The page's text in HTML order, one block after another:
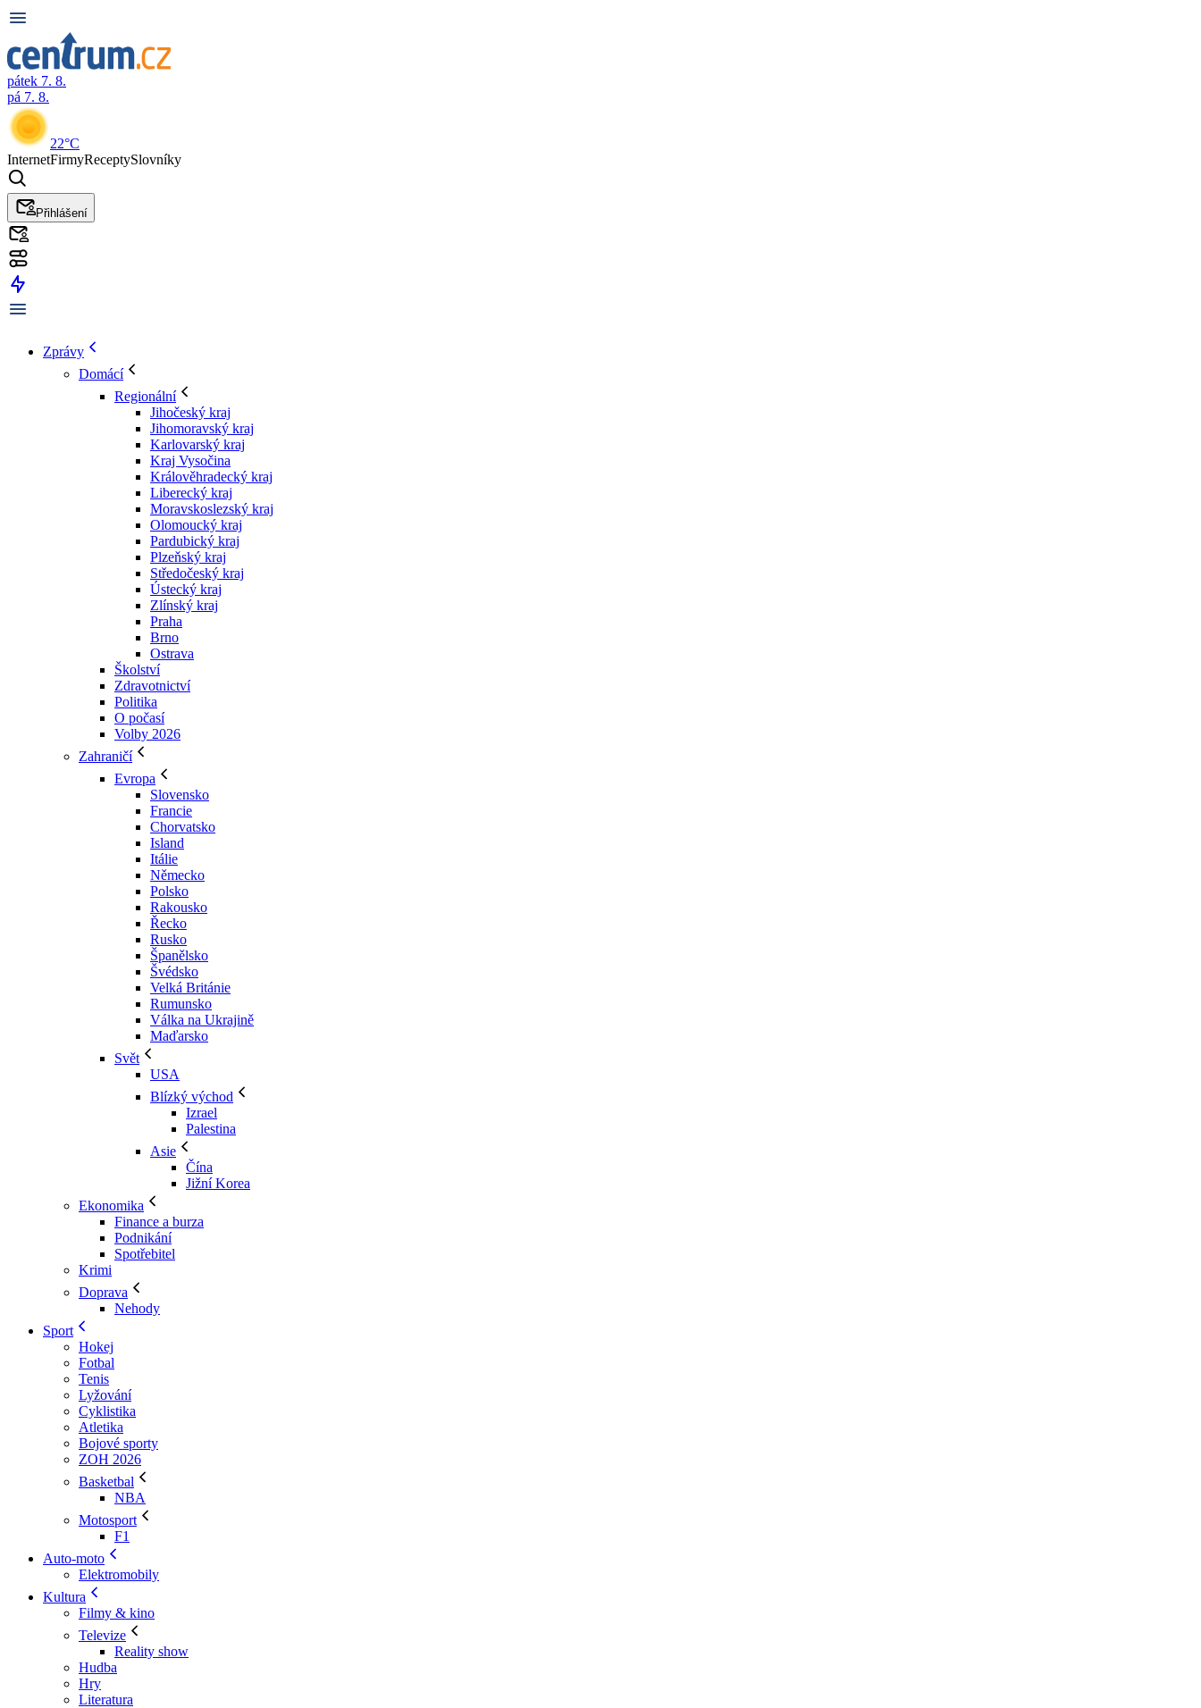
pátek 7. 8.
pá 7. 8.
22°C
InternetFirmyReceptySlovníky
Přihlášení
Zprávy
Domácí
Regionální
Jihočeský kraj
Jihomoravský kraj
Karlovarský kraj
Kraj Vysočina
Králověhradecký kraj
Liberecký kraj
Moravskoslezský kraj
Olomoucký kraj
Pardubický kraj
Plzeňský kraj
Středočeský kraj
Ústecký kraj
Zlínský kraj
Praha
Brno
Ostrava
Školství
Zdravotnictví
Politika
O počasí
Volby 2026
Zahraničí
Evropa
Slovensko
Francie
Chorvatsko
Island
Itálie
Německo
Polsko
Rakousko
Řecko
Rusko
Španělsko
Švédsko
Velká Británie
Rumunsko
Válka na Ukrajině
Maďarsko
Svět
USA
Blízký východ
Izrael
Palestina
Asie
Čína
Jižní Korea
Ekonomika
Finance a burza
Podnikání
Spotřebitel
Krimi
Doprava
Nehody
Sport
Hokej
Fotbal
Tenis
Lyžování
Cyklistika
Atletika
Bojové sporty
ZOH 2026
Basketbal
NBA
Motosport
F1
Auto-moto
Elektromobily
Kultura
Filmy & kino
Televize
Reality show
Hudba
Hry
Literatura